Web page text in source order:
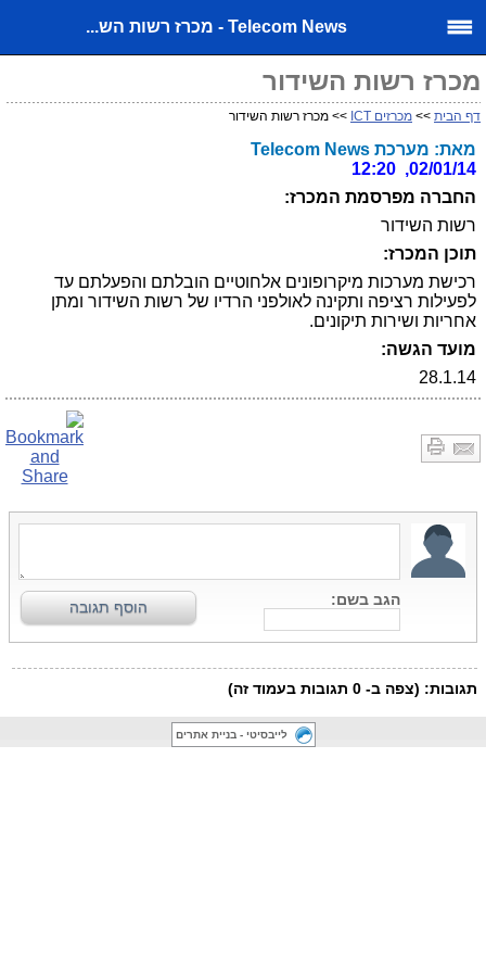
Telecom News - מכרז רשות הש...
מכרז רשות השידור
דף הבית >> מכרזים ICT >> מכרז רשות השידור
מאת: מערכת Telecom News
02/01/14, 12:20
החברה מפרסמת המכרז:
רשות השידור
תוכן המכרז:
רכישת מערכות מיקרופונים אלחוטיים הובלתם והפעלתם עד
לפעילות רציפה ותקינה לאולפני הרדיו של רשות השידור ומתן
אחריות ושירות תיקונים.
מועד הגשה:
28.1.14
לייבסיטי - בניית אתרים